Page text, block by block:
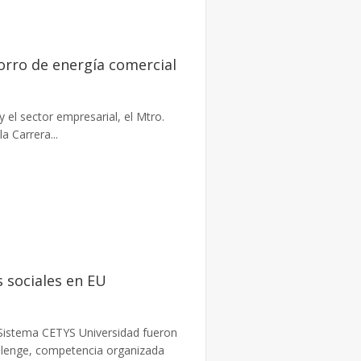
de energía comercial
el sector empresarial, el Mtro.
Carrera...
en EU
CETYS Universidad fueron
competencia organizada